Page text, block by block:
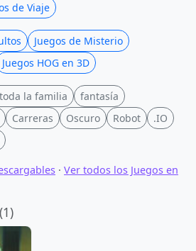
de Viaje
Juegos de Misterio
Juegos HOG en 3D
la familia
fantasía
Carreras Oscuro Robot
.IO
· Ver todos los Juegos en
(1)